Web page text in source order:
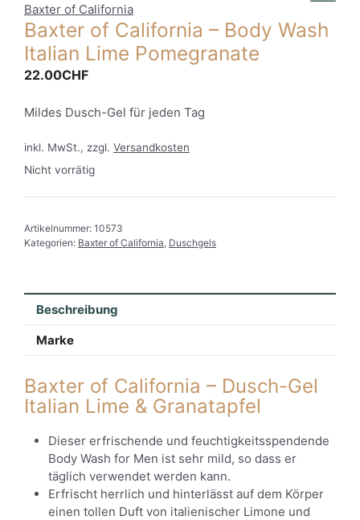
Baxter of California
Baxter of California – Body Wash
Italian Lime Pomegranate
22.00CHF
Mildes Dusch-Gel für jeden Tag
inkl. MwSt., zzgl. Versandkosten
Nicht vorrätig
Artikelnummer: 10573
Kategorien: Baxter of California Duschgels
Beschreibung
Marke
Baxter of California – Dusch-Gel
Italian Lime & Granatapfel
Dieser erfrischende und feuchtigkeitsspendende
Body Wash for Men ist sehr mild, so dass er
täglich verwendet werden kann.
Erfrischt herrlich und hinterlässt auf dem Körper
einen tollen Duft von italienischer Limone und